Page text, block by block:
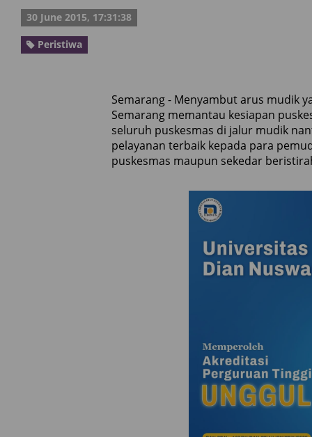
30 June 2015, 17:31:38
Peristiwa
Semarang - Menyambut arus mudik
Semarang memantau kesiapan
seluruh puskesmas di jalur mudik
pelayanan terbaik kepada para
puskesmas maupun sekedar